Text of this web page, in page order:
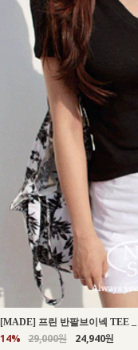
[MADE] 프린 반팔브이넥 TEE
14% 29,000원 24,940원